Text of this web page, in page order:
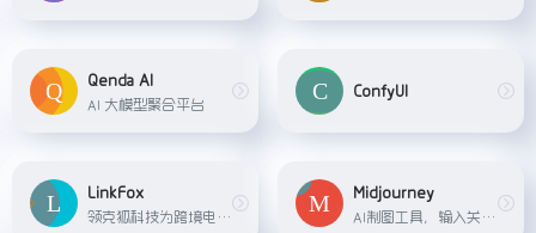
Qenda AI
AI 大模型聚合平台
ConfyUI
LinkFox
领克狐科技为跨境电商卖家提供的一站式AI解决方案，包括AI模特、AI穿衣、AI做图、AI创意等多种工具，帮助卖家降低商拍成本。
Midjourney
AI制图工具，输入关键字，AI便生成相对应的图片。